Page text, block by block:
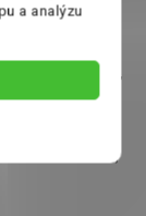
a analýzu
00 Marmande,
00 Marmande,